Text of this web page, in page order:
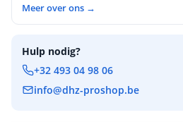
Meer over ons →
Hulp nodig?
+32 493 04 98 06
info@dhz-proshop.be